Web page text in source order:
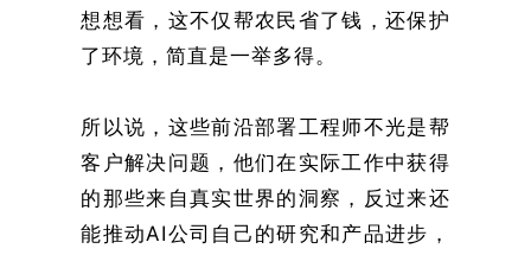
想想看，这不仅帮农民省了钱，还保护
了环境，简直是一举多得。
所以说，这些前沿部署工程师不光是帮
客户解决问题，他们在实际工作中获得
的那些来自真实世界的洞察，反过来还
能推动AI公司自己的研究和产品进步，